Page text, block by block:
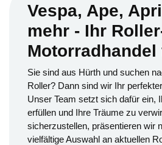
Vespa, Ape,
mehr - Ihr
Motorradhandel
Sie sind aus Hürth und suchen
Roller? Dann sind wir Ihr
Unser Team setzt sich dafür ein,
erfüllen und Ihre Träume zu
sicherzustellen, präsentieren wir
vielfältige Auswahl an aktuellen